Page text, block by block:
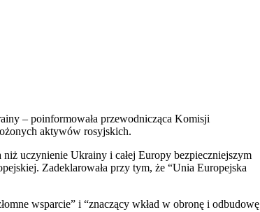
– poinformowała przewodnicząca Komisji
aktywów rosyjskich.
uczynienie Ukrainy i całej Europy bezpieczniejszym
Zadeklarowała przy tym, że “Unia Europejska
wsparcie” i “znaczący wkład w obronę i odbudowę